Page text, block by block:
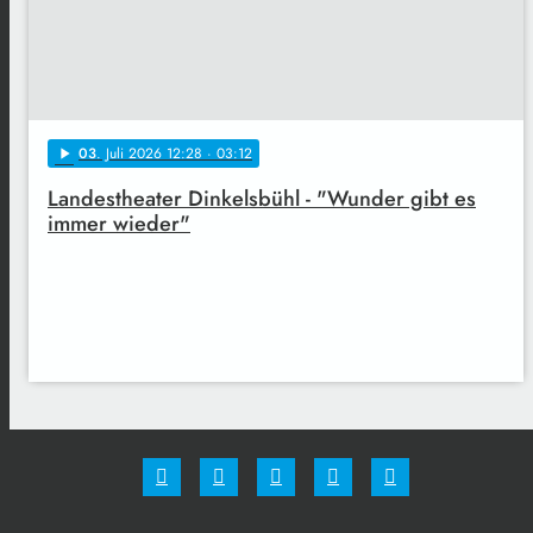
play_arrow 03. Juli 2026 12:28 · 03:12
Landestheater Dinkelsbühl - "Wunder gibt es
immer wieder"